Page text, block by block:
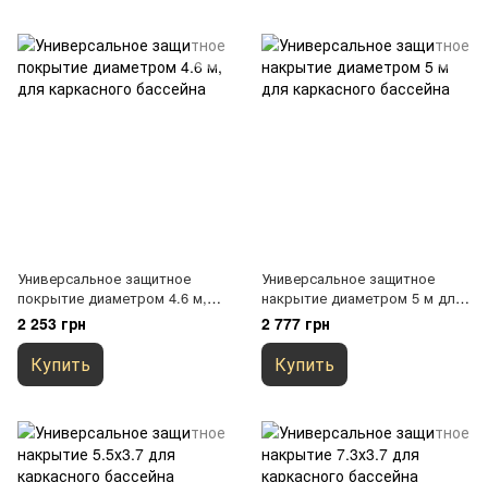
Универсальное защитное
покрытие диаметром 4.6 м,
для каркасного бассейна
2 253 грн
Купить
Универсальное защитное
накрытие диаметром 5 м для
каркасного бассейна
2 777 грн
Купить